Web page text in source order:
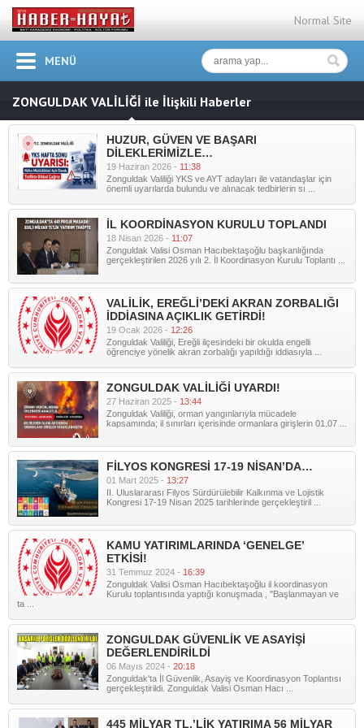
Normal Site
MENÜ
ZONGULDAK VALİLİĞİ ile İlişkili Haberler
HUZUR, GÜVEN VE BAŞARI
DİLEKLERİMİZLE…
19 Haziran 2026 - 11:38
Zonguldak Valiliği YKS ve AYT adayları ile vatandaşlar için
önemli uyarılarda bulundu ve alınacak tedbirlerin sı ...
İL KOORDİNASYON KURULU TOPLANDI
18 Nisan 2026 - 11:07
Zonguldak Valisi Osman Hacıbektaşoğlu başkanlığında
gerçekleştirilen 2026 yılı 2. İl Koordinasyon Kurulu Toplantı ...
VALİLİK, EREĞLİ’DEKİ AKRAN ZORBALIĞI
İDDİASINA AÇIKLIK GETİRDİ!
19 Ocak 2026 - 12:26
Zonguldak Valiliği, Ereğli ilçesindeki bir okulda engelli
öğrenciye yönelik akran zorbalığı yapıldığı iddiasıyla ...
ZONGULDAK VALİLİĞİ UYARDI!
27 Haziran 2025 - 13:44
Zonguldak Valiliği, orman yangınlarıyla mücadele
kapsamında; il sınırları içerisinde ormanlara girişlerin 01.07 ...
FİLYOS KONGRESİ 17-19 NİSAN’DA…
01 Mart 2025 - 13:27
II. Uluslararası Filyos Sürdürülebilir Kalkınma ve Lojistik
Kongresi 17-19 Nisan 2025 tarihlerinde gerçekleştiril ...
KAMU YATIRIMLARINDA ‘GENELGE’
ETKİSİ!
31 Temmuz 2024 - 16:39
Zonguldak Valisi Osman Hacıbektaşoğlu il koordinasyon
Kurulu toplantısında yaptığı konuşmada , "Başlanmayan ve
ta ...
ZONGULDAK GÜVENLİK VE ASAYİŞİ
DEĞERLENDİRİLDİ
06 Mayıs 2024 - 20:18
Zonguldak'ta İl Güvenlik, Asayiş ve Koordinasyon Toplantısı
gerçekleştirildi. Zonguldak Valisi Osman Hacı ...
445 MİLYAR TL.’LİK YATIRIMA 56 MİLYAR